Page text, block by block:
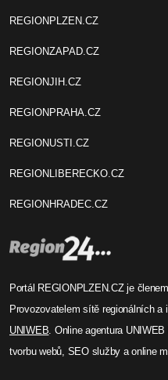
REGIONPLZEN.CZ
REGIONZAPAD.CZ
REGIONJIH.CZ
REGIONPRAHA.CZ
REGIONUSTI.CZ
REGIONLIBERECKO.CZ
REGIONHRADEC.CZ
Portál REGIONPLZEN.CZ je
Provozovatelem sítě regionálních
UNIWEB. Online agentura
tvorbu webů, SEO služby a online